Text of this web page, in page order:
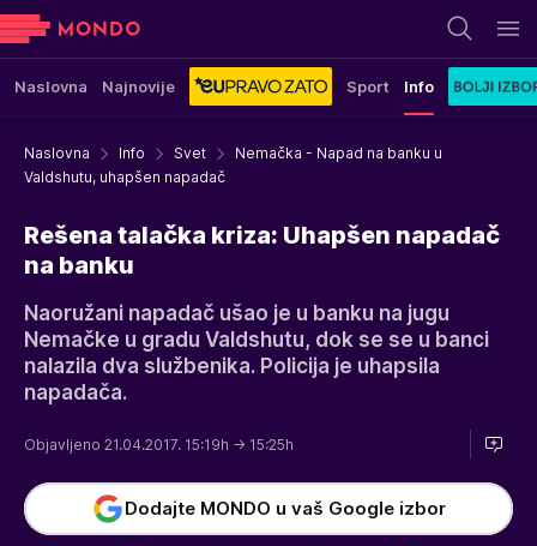
Naslovna Najnovije Sport Info
Naslovna Info Svet
Nemačka - Napad na banku u
Valdshutu, uhapšen napadač
Rešena talačka kriza: Uhapšen napadač
na banku
Naoružani napadač ušao je u banku na jugu
Nemačke u gradu Valdshutu, dok se se u banci
nalazila dva službenika. Policija je uhapsila
napadača.
Objavljeno 21.04.2017. 15:19h → 15:25h
Dodajte MONDO u vaš Google izbor